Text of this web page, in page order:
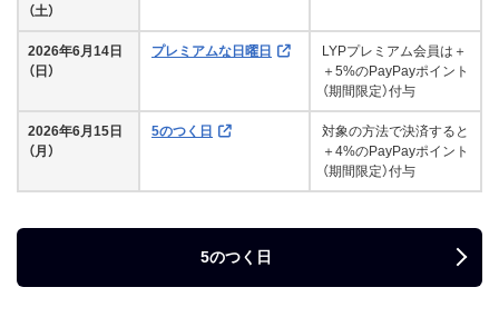
（土）
2026年6月14日
（日）
プレミアムな日曜日
LYPプレミアム会員は＋
＋5%のPayPayポイント
（期間限定）付与
2026年6月15日
（月）
5のつく日
対象の方法で決済すると
＋4%のPayPayポイント
（期間限定）付与
5のつく日